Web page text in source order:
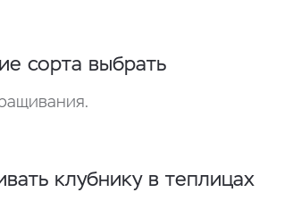
сорта выбрать
клубнику в теплицах